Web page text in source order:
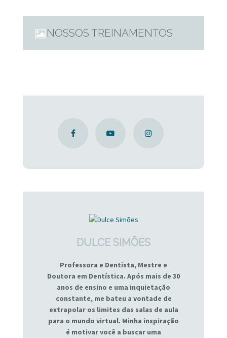
NOSSOS TREINAMENTOS
DULCE SIMÕES
Professora e Dentista, Mestre e
Doutora em Dentística. Após mais de 30
anos de ensino e uma inquietação
constante, me bateu a vontade de
extrapolar os limites das salas de aula
para o mundo virtual. Minha inspiração
é motivar você a buscar uma